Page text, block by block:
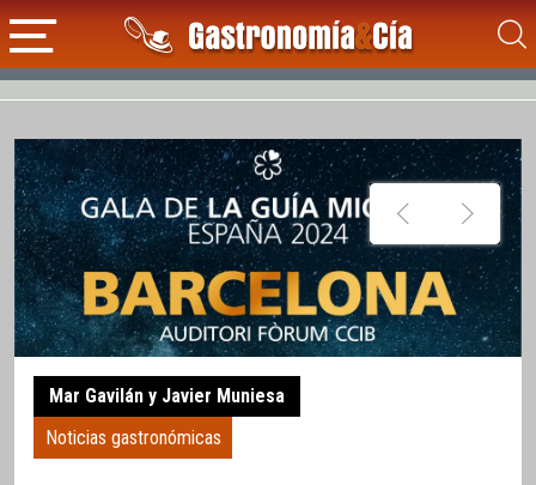
Mar Gavilán y Javier Muniesa
Noticias gastronómicas